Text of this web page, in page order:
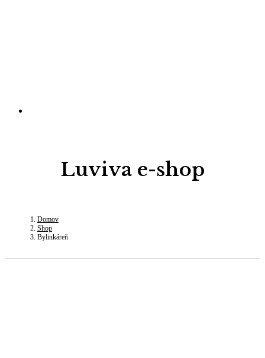
Luviva e-shop
Domov
Shop
Bylinkáreň